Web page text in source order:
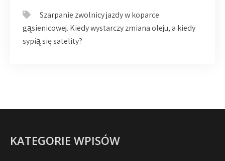
Szarpanie zwolnicy jazdy w koparce
gąsienicowej. Kiedy wystarczy zmiana oleju, a kiedy
sypią się satelity?
KATEGORIE WPISÓW